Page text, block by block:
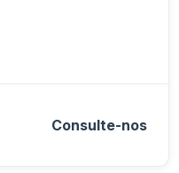
Consulte-nos